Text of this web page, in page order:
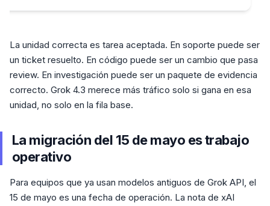
La unidad correcta es tarea aceptada. En soporte puede ser
un ticket resuelto. En código puede ser un cambio que pasa
review. En investigación puede ser un paquete de evidencia
correcto. Grok 4.3 merece más tráfico solo si gana en esa
unidad, no solo en la fila base.
La migración del 15 de mayo es trabajo
operativo
Para equipos que ya usan modelos antiguos de Grok API, el
15 de mayo es una fecha de operación. La nota de xAI